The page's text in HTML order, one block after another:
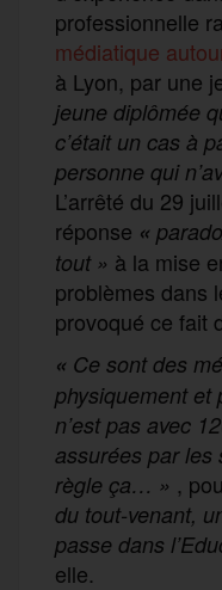
professionnelle
médiatique
à Lyon, par une
jeune diplômée
c’était un cas à
personne qui
L’arrêté du 29
réponse «
tout » à la mise
problèmes dans
provoqué ce fait
« Ce sont des
physiquement et
n’est pas avec
assurées par les
règle ça… » ,
du tout-venant,
passe dans
elle.